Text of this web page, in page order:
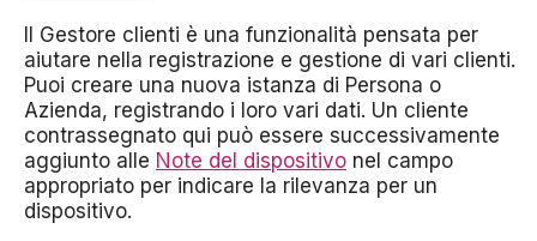
Il Gestore clienti è una funzionalità pensata per
aiutare nella registrazione e gestione di vari clienti.
Puoi creare una nuova istanza di Persona o
Azienda, registrando i loro vari dati. Un cliente
contrassegnato qui può essere successivamente
aggiunto alle Note del dispositivo nel campo
appropriato per indicare la rilevanza per un
dispositivo.